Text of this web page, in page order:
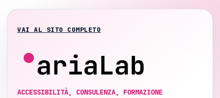
VAI AL SITO COMPLETO
ACCESSIBILITÀ, CONSULENZA, FORMAZIONE